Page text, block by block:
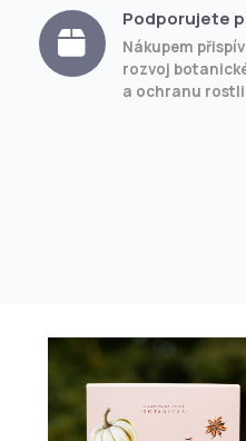
Podporujete
Nákupem
rozvoj
a ochranu